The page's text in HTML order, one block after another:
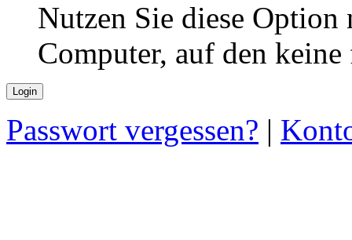
Nutzen Sie diese
Computer, auf den
Passwort vergessen? |